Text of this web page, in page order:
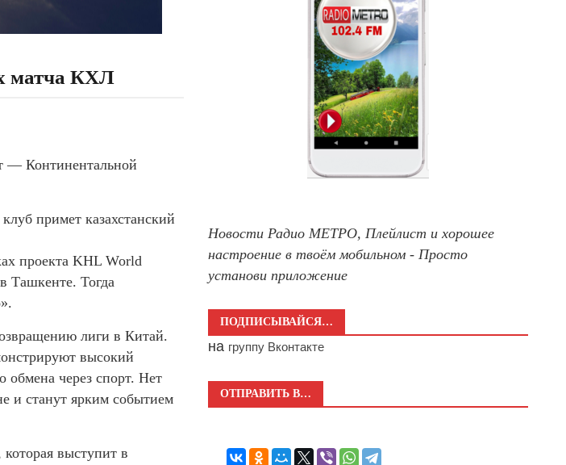
матча КХЛ
— Континентальной
примет казахстанский
проекта KHL World
Ташкенте. Тогда
лиги в Китай.
высокий
обмена через спорт. Нет
и станут ярким событием
выступит в
Новости Радио МЕТРО, Плейлист и хорошее
настроение в твоём мобильном - Просто
установи приложение
ПОДПИСЫВАЙСЯ…
на группу Вконтакте
ОТПРАВИТЬ В…